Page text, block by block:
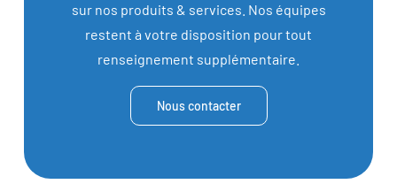
sur nos produits & services. Nos équipes
restent à votre disposition pour tout
renseignement supplémentaire.
Nous contacter